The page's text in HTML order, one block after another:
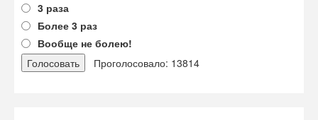
3 раза
Более 3 раз
Вообще не болею!
Проголосовало: 13814